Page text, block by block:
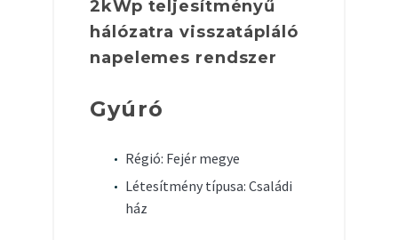
2kWp teljesítményű
hálózatra visszatápláló
napelemes rendszer
Gyúró
Régió: Fejér megye
Létesítmény típusa: Családi
ház